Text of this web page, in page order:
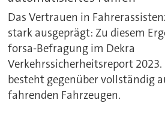
Das Vertrauen in
stark ausgeprägt: Zu diesem
forsa-Befragung im Dekra
Verkehrssicherheitsreport 2023.
besteht gegenüber vollständig
fahrenden Fahrzeugen.